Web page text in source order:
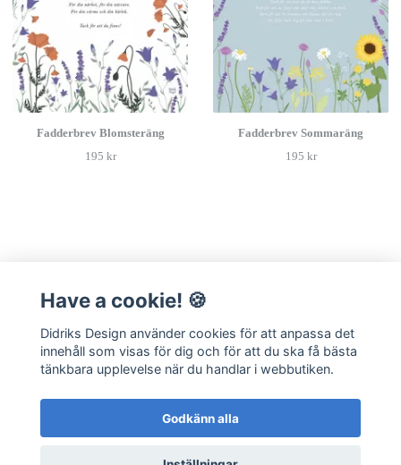
Fadderbrev Blomsteräng
195 kr
Fadderbrev Sommaräng
195 kr
Läs mer
Kontakt
Frågor & Svar
Hållbarhet
Köpvillkor
Have a cookie! 🍪
Didriks Design använder cookies för att anpassa det
innehåll som visas för dig och för att du ska få bästa
tänkbara upplevelse när du handlar i webbutiken.
Godkänn alla